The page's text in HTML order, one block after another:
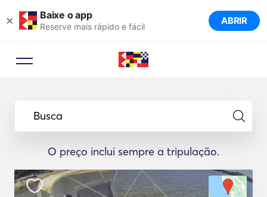
× Baixe o app
Reserve mais rápido e fácil ABRIR
Busca
O preço inclui sempre a tripulação.